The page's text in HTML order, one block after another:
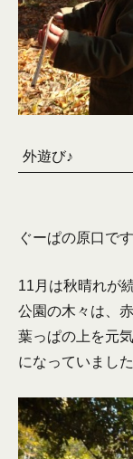
外遊び♪
ぐーぱの原口です
11月は秋晴れが
公園の木々は、
葉っぱの上を元
になっていました